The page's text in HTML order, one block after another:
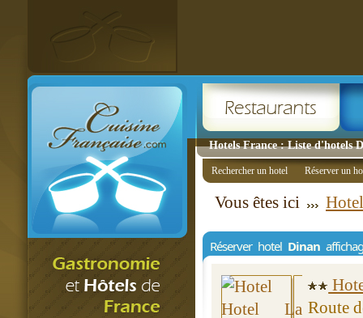
Hotels France : Liste d'hotels
Rechercher un hotel Réserver un
Vous êtes ici
Réserver hotel Dinan
Route